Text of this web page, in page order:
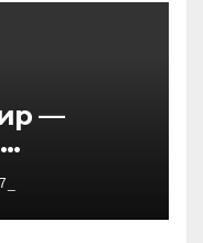
—
и